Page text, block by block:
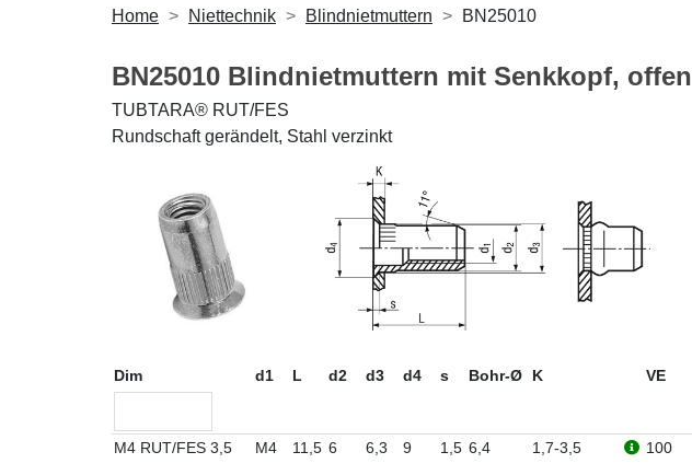
Home Niettechnik Blindnietmuttern BN25010
BN25010 Blindnietmuttern mit Senkkopf, offen
TUBTARA® RUT/FES
Rundschaft gerändelt, Stahl verzinkt
Dim d1 L d2 d3 d4 s Bohr-Ø K VE
M4 RUT/FES 3,5 M4 11,5 6 6,3 9 1,5 6,4 1,7-3,5 100